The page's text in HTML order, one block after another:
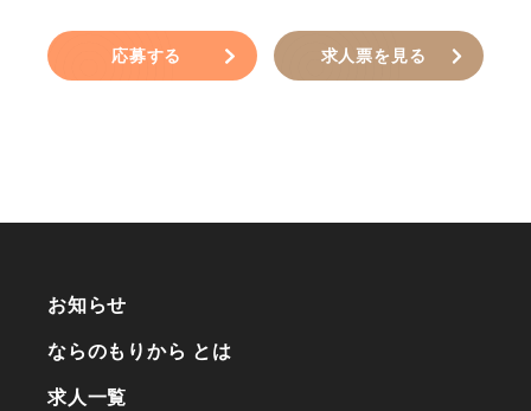
応募する 求人票を見る
お知らせ
ならのもりから とは
求人一覧